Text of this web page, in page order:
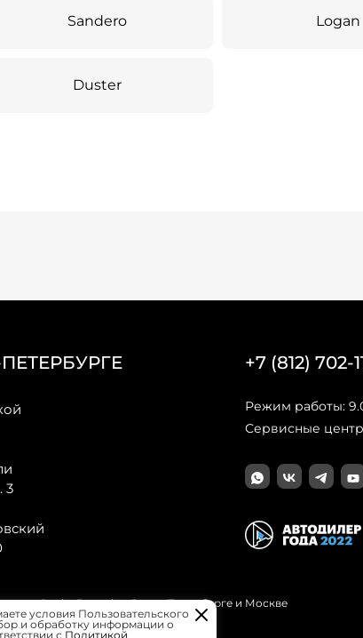
Sandero Logan
Duster
3
+7 (812) 702-
Режим работы:
Сервисные
Opel и Renault в Санкт-Петербурге и Москве
условия Пользовательского
и обработку информации о
с Политикой